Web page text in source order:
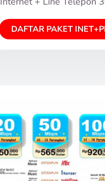
DAFTAR PAKET